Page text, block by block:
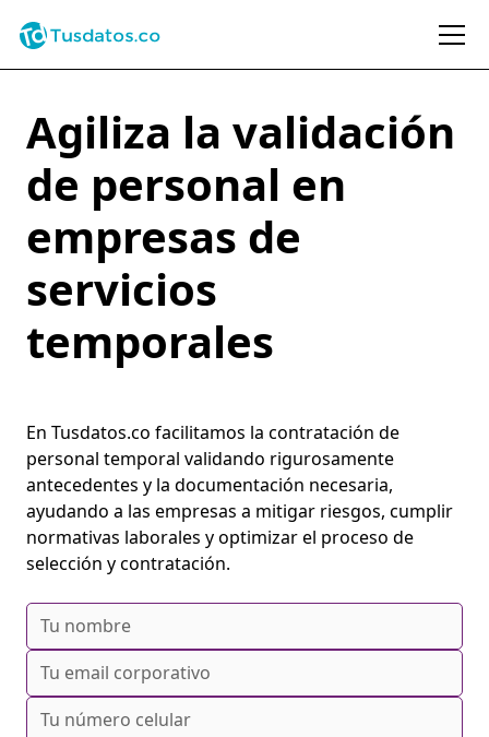
Agiliza la validación
de personal en
empresas de
servicios
temporales
En Tusdatos.co facilitamos la contratación de
personal temporal validando rigurosamente
antecedentes y la documentación necesaria,
ayudando a las empresas a mitigar riesgos, cumplir
normativas laborales y optimizar el proceso de
selección y contratación.